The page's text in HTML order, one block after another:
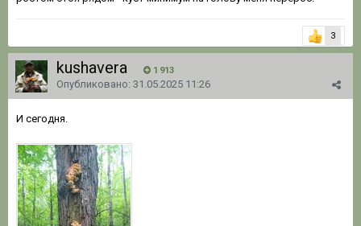
3
kushavera 1 913
Опубликовано: 31.05.2025 11:26
И сегодня.